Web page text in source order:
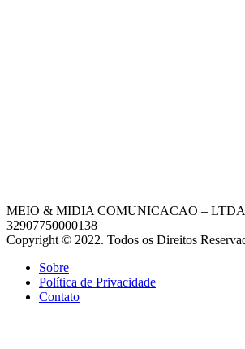
MEIO & MIDIA COMUNICACAO – LTDA
32907750000138
Copyright © 2022. Todos os Direitos
Sobre
Política de Privacidade
Contato